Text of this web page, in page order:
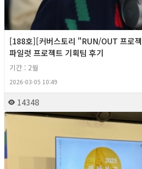
[188호][커버스토리 "RUN/OUT 프로
파일럿 프로젝트 기획팀 후기
기간 : 2월
2026-03-05 10:49
14348